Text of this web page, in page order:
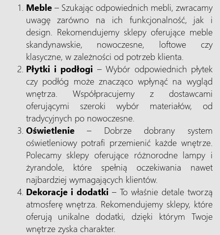
Meble– Szukając odpowiednich mebli, zwracamy
uwagę zarówno na ich funkcjonalność, jak i
design. Rekomendujemy sklepy oferujące meble
skandynawskie, nowoczesne, loftowe czy
klasyczne, w zależności od potrzeb klienta.
Płytki i podłogi – Wybór odpowiednich płytek
czy podłóg może znacząco wpłynąć na wygląd
wnętrza. Współpracujemy z dostawcami
oferującymi szeroki wybór materiałów, od
tradycyjnych po nowoczesne.
Oświetlenie– Dobrze dobrany system
oświetleniowy potrafi przemienić każde wnętrze.
Polecamy sklepy oferujące różnorodne lampy i
żyrandole, które spełnią oczekiwania nawet
najbardziej wymagających klientów.
Dekoracje i dodatki – To właśnie detale tworzą
atmosferę wnętrza. Rekomendujemy sklepy, które
oferują unikalne dodatki, dzięki którym Twoje
wnętrze zyska charakter.